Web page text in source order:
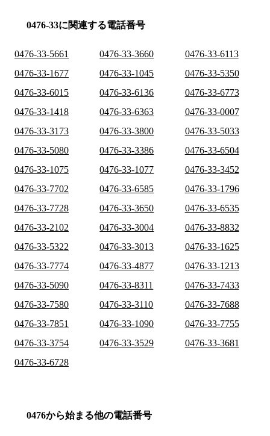
0476-33に関連する電話番号
0476-33-5661 0476-33-3660
0476-33-6113
0476-33-1677
0476-33-1045
0476-33-5350
0476-33-6015
0476-33-6136
0476-33-6773
0476-33-1418
0476-33-6363
0476-33-0007
0476-33-3173
0476-33-3800
0476-33-5033
0476-33-5080
0476-33-3386
0476-33-6504
0476-33-1075
0476-33-1077
0476-33-3452
0476-33-7702
0476-33-6585
0476-33-1796
0476-33-7728
0476-33-3650
0476-33-6535
0476-33-2102
0476-33-3004
0476-33-8832
0476-33-5322
0476-33-3013
0476-33-1625
0476-33-7774
0476-33-4877
0476-33-1213
0476-33-5090
0476-33-8311
0476-33-7433
0476-33-7580
0476-33-3110
0476-33-7688
0476-33-7851
0476-33-1090
0476-33-7755
0476-33-3754
0476-33-3529
0476-33-3681
0476-33-6728
0476から始まる他の電話番号